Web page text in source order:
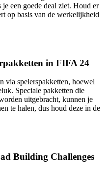
een goede deal ziet. Houd er
op basis van de werkelijkheid
in FIFA 24
via spelerspakketten, hoewel
Speciale pakketten die
uitgebracht, kunnen je
te halen, dus houd deze in de
Building Challenges